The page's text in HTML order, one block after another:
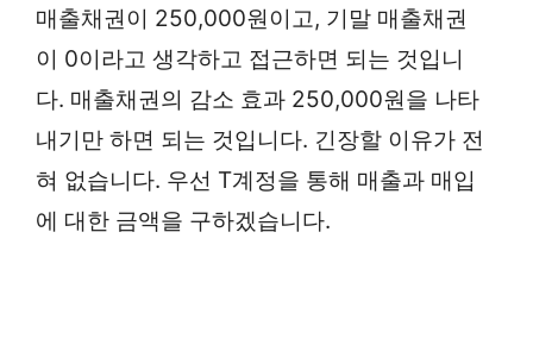
매출채권이 250,000원이고, 기말 매출채권
이 0이라고 생각하고 접근하면 되는 것입니
다. 매출채권의 감소 효과 250,000원을 나타
내기만 하면 되는 것입니다. 긴장할 이유가 전
혀 없습니다. 우선 T계정을 통해 매출과 매입
에 대한 금액을 구하겠습니다.